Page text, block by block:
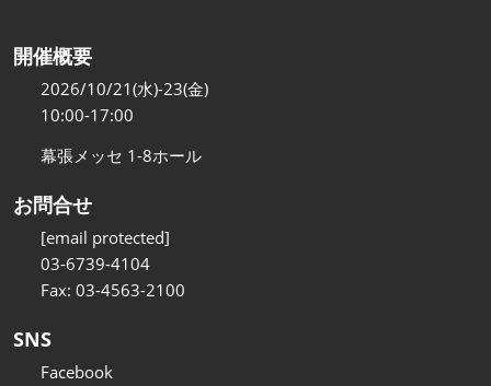
開催概要
2026/10/21(水)-23(金)
10:00-17:00
幕張メッセ 1-8ホール
お問合せ
[email protected]
03-6739-4104
Fax: 03-4563-2100
SNS
Facebook